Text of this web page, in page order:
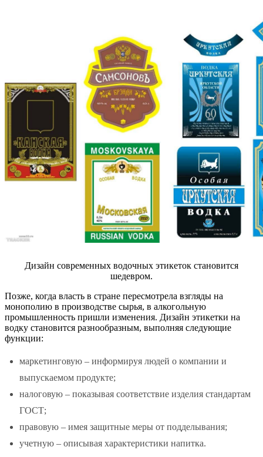
Дизайн современных водочных этикеток становится
шедевром.
Позже, когда власть в стране пересмотрела взгляды на
монополию в производстве сырья, в алкогольную
промышленность пришли изменения. Дизайн этикетки на
водку становится разнообразным, выполняя следующие
функции:
маркетинговую – информируя людей о компании и
выпускаемом продукте;
налоговую – показывая соответствие изделия стандартам
ГОСТ;
правовую – имея защитные меры от подделывания;
учетную – описывая характеристики напитка.